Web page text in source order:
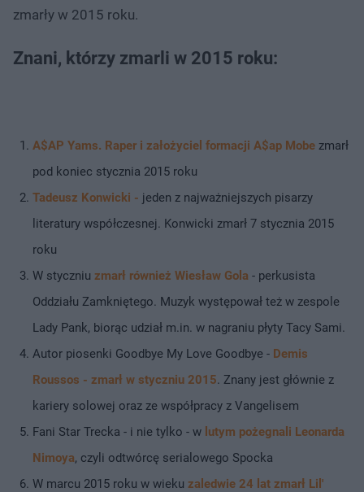
zmarły w 2015 roku.
Znani, którzy zmarli w 2015 roku:
A$AP Yams. Raper i założyciel formacji A$ap Mobe zmarł
pod koniec stycznia 2015 roku
Tadeusz Konwicki - jeden z najważniejszych pisarzy
literatury współczesnej. Konwicki zmarł 7 stycznia 2015
roku
W styczniu zmarł również Wiesław Gola - perkusista
Oddziału Zamkniętego. Muzyk występował też w zespole
Lady Pank, biorąc udział m.in. w nagraniu płyty Tacy Sami.
Autor piosenki Goodbye My Love Goodbye - Demis
Roussos - zmarł w styczniu 2015. Znany jest głównie z
kariery solowej oraz ze współpracy z Vangelisem
Fani Star Trecka - i nie tylko - w lutym pożegnali Leonarda
Nimoya, czyli odtwórcę serialowego Spocka
W marcu 2015 roku w wieku zaledwie 24 lat zmarł Lil'